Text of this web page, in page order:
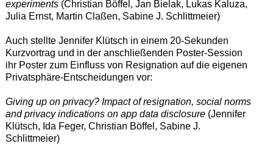
experiments(Christian Böffel, Jan Bielak, Lukas Kaluza,
Julia Ernst, Martin Claßen, Sabine J. Schlittmeier)
Auch stellte Jennifer Klütsch in einem 20-Sekunden
Kurzvortrag und in der anschließenden Poster-Session
ihr Poster zum Einfluss von Resignation auf die eigenen
Privatsphäre-Entscheidungen vor:
Giving up on privacy? Impact of resignation, social norms
and privacy indications on app data disclosure(Jennifer
Klütsch, Ida Feger, Christian Böffel, Sabine J.
Schlittmeier)